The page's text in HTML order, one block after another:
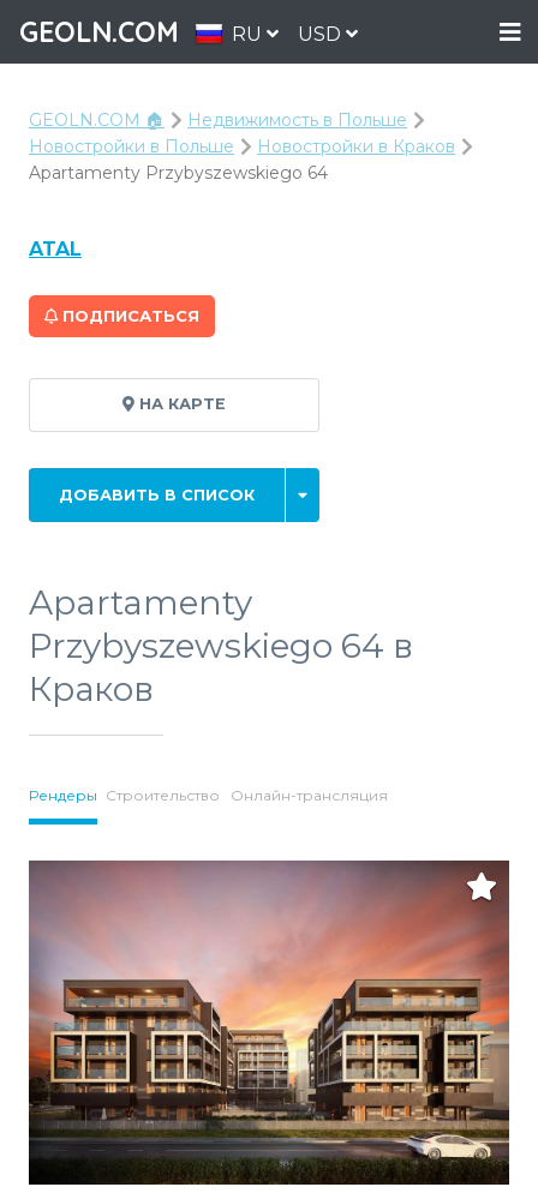
GEOLN.COM RU USD
GEOLN.COM 🏠
Недвижимость в Польше
Новостройки в Польше
Новостройки в Краков
Apartamenty Przybyszewskiego 64
ATAL
ПОДПИСАТЬСЯ
НА КАРТЕ
ДОБАВИТЬ В СПИСОК
Apartamenty
Przybyszewskiego 64 в
Краков
Рендеры Строительство Онлайн-трансляция